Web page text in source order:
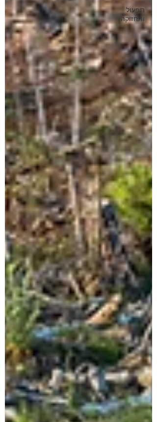
תפעול
ותחזוקה